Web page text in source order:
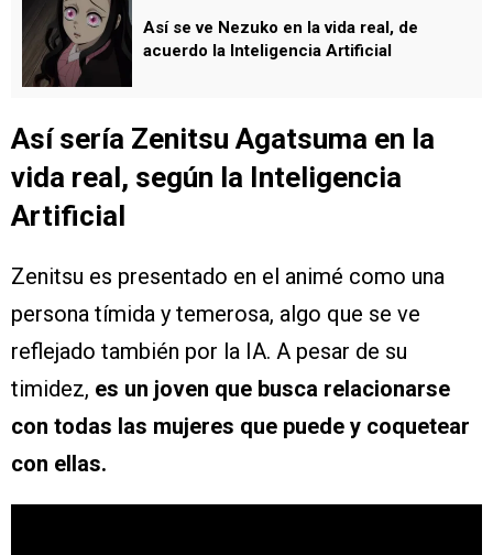
Así se ve Nezuko en la vida real, de
acuerdo la Inteligencia Artificial
Así sería Zenitsu Agatsuma en la
vida real, según la Inteligencia
Artificial
Zenitsu es presentado en el animé como una
persona tímida y temerosa, algo que se ve
reflejado también por la IA. A pesar de su
timidez, es un joven que busca relacionarse
con todas las mujeres que puede y coquetear
con ellas.